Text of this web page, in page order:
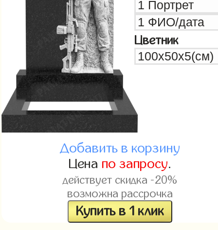
Цветник
Добавить в корзину
Цена по запросу.
действует скидка -20%
возможна рассрочка
Купить в 1 клик